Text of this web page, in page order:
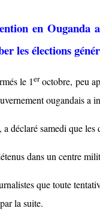
en
les élections
le 1eroctobre, peu
ougandais a
samedi que
dans un centre
que toute
la suite.